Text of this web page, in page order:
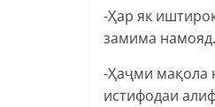
-Ҳар як
замима намояд.
-Ҳаҷми мақола
истифодаи